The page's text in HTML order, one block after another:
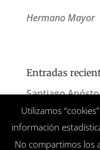
Hermano Mayor
Entradas
Santiago
San Benito 2026
Corpus Christi
Utilizamos
información
No compartimos los